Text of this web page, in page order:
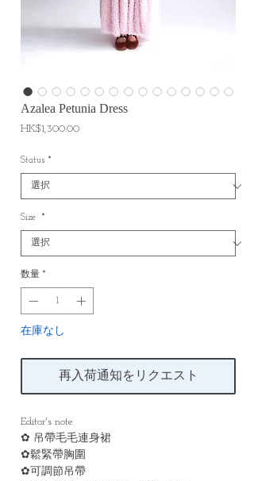
Azalea Petunia Dress
HK$1,300.00価
Status *
Size *
数量 *
在庫なし
再入荷通知をリクエスト
Editor's note
✿ 吊帶毛毛連身裙
✿鬆緊帶胸圍
✿可調節吊帶